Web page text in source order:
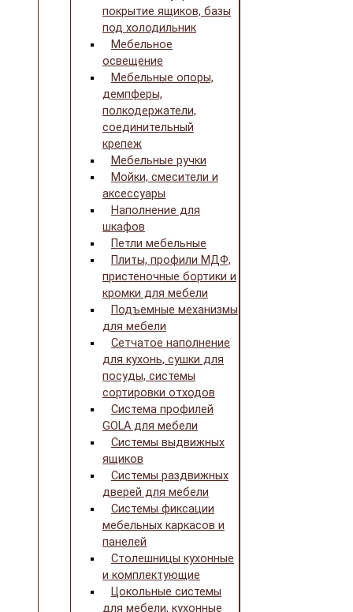
покрытие ящиков, базы
под холодильник
Мебельное
освещение
Мебельные опоры,
демпферы,
полкодержатели,
соединительный
крепеж
Мебельные ручки
Мойки, смесители и
аксессуары
Наполнение для
шкафов
Петли мебельные
Плиты, профили МДФ,
пристеночные бортики и
кромки для мебели
Подъемные механизмы
для мебели
Сетчатое наполнение
для кухонь, сушки для
посуды, системы
сортировки отходов
Система профилей
GOLA для мебели
Системы выдвижных
ящиков
Системы раздвижных
дверей для мебели
Системы фиксации
мебельных каркасов и
панелей
Столешницы кухонные
и комплектующие
Цокольные системы
для мебели, кухонные